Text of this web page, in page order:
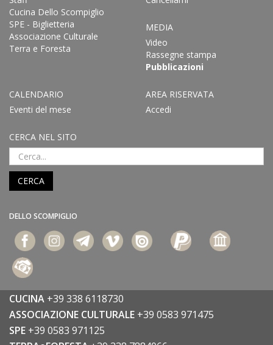
Cucina Dello Scompiglio
SPE - Biglietteria
Associazione Culturale
Terra e Foresta
MEDIA
Video
Rassegne stampa
Pubblicazioni
CALENDARIO
Eventi del mese
AREA RISERVATA
Accedi
CERCA NEL SITO
CERCA
DELLO SCOMPIGLIO
CUCINA +39 338 6118730
ASSOCIAZIONE CULTURALE +39 0583 971475
SPE +39 0583 971125